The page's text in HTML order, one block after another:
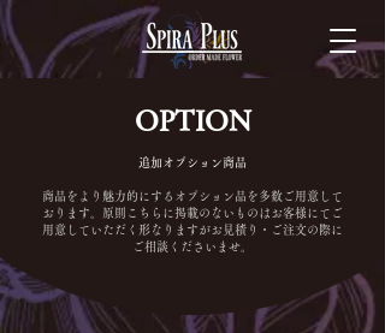
OPTION
​追加オプション商品
商品をより魅力的にするオプション品を多数ご用意して
おります。 ​原則こちらに掲載のないものはお客様にてご
用意していただく形なりますがお見積り・ご注文の際に
ご相談くださいませ。